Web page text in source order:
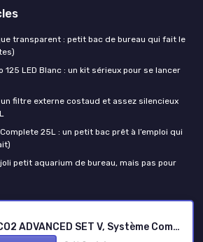
PROFLORA CO2 ADVANCED SET V, Système Complet de Fertilisation au CO2 pour 40-600 l, avec Arrêt de nuit, 2 Manomètres et de nombreux Accessoires, sans Bouteille 1 Unité (Lot de 1)
transparent : petit bac de bureau qui fait le
125 LED Blanc : un kit sérieux pour se lancer
un filtre externe costaud et assez silencieux
25L : un petit bac prêt à l’emploi qui
joli petit aquarium de bureau, mais pas pour